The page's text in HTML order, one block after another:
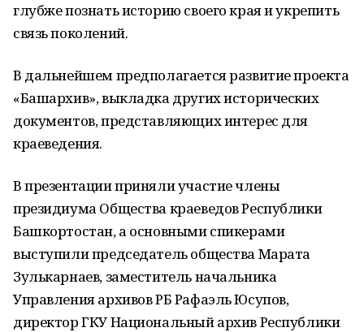
глубже познать историю своего края и укрепить
связь поколений.
В дальнейшем предполагается развитие проекта
«Башархив», выкладка других исторических
документов, представляющих интерес для
краеведения.
В презентации приняли участие члены
президиума Общества краеведов Республики
Башкортостан, а основными спикерами
выступили председатель общества Марата
Зулькарнаев, заместитель начальника
Управления архивов РБ Рафаэль Юсупов,
директор ГКУ Национальный архив Республики